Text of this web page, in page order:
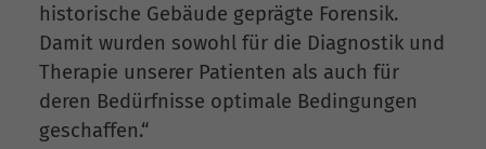
historische Gebäude geprägte Forensik.
Damit wurden sowohl für die Diagnostik und
Therapie unserer Patienten als auch für
deren Bedürfnisse optimale Bedingungen
geschaffen.“